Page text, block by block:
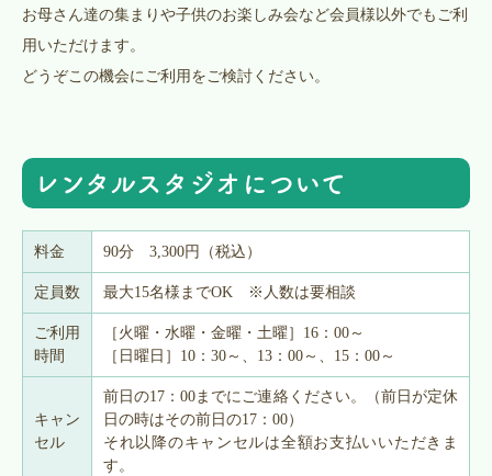
お母さん達の集まりや子供のお楽しみ会など会員様以外でもご利
用いただけます。
どうぞこの機会にご利用をご検討ください。
レンタルスタジオについて
料金 90分 3,300円（税込）
定員数 最大15名様までOK ※人数は要相談
ご利用
時間
［火曜・水曜・金曜・土曜］16：00～
［日曜日］10：30～、13：00～、15：00～
キャン
セル
前日の17：00までにご連絡ください。（前日が定休
日の時はその前日の17：00）
それ以降のキャンセルは全額お支払いいただきま
す。